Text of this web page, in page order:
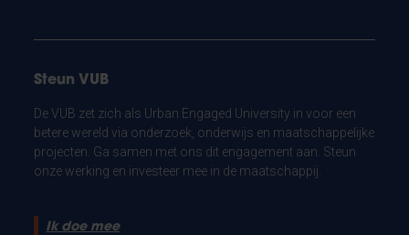
Steun VUB
De VUB zet zich als Urban Engaged University in voor een
betere wereld via onderzoek, onderwijs en maatschappelijke
projecten. Ga samen met ons dit engagement aan. Steun
onze werking en investeer mee in de maatschappij.
Ik doe mee